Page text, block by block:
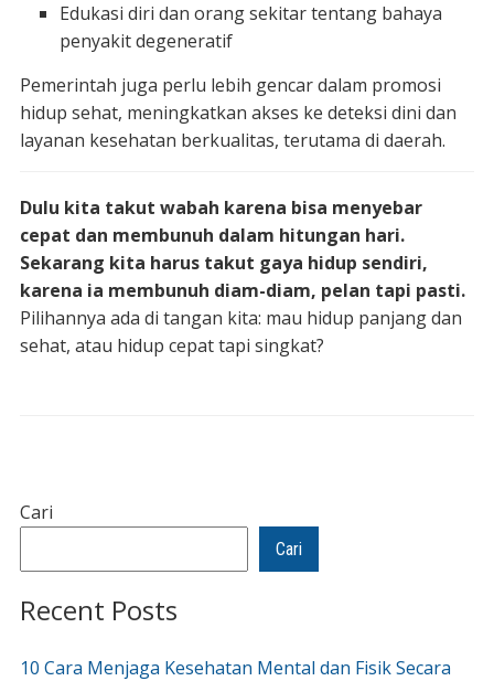
Cari
Cari
Recent Posts
10 Cara Menjaga Kesehatan Mental dan Fisik Secara
Edukasi diri dan orang sekitar tentang bahaya
penyakit degeneratif
Pemerintah juga perlu lebih gencar dalam promosi
hidup sehat, meningkatkan akses ke deteksi dini dan
layanan kesehatan berkualitas, terutama di daerah.
Dulu kita takut wabah karena bisa menyebar
cepat dan membunuh dalam hitungan hari.
Sekarang kita harus takut gaya hidup sendiri,
karena ia membunuh diam-diam, pelan tapi pasti.
Pilihannya ada di tangan kita: mau hidup panjang dan
sehat, atau hidup cepat tapi singkat?